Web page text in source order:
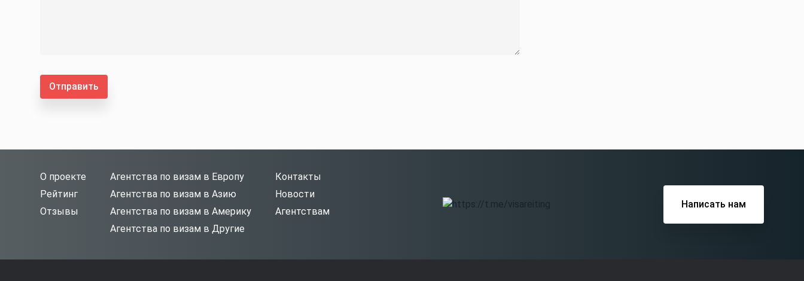
Отправить
О проекте
Рейтинг
Отзывы
Агентства по визам в Европу
Агентства по визам в Азию
Агентства по визам в Америку
Агентства по визам в Другие
Контакты
Новости
Агентствам
Написать нам